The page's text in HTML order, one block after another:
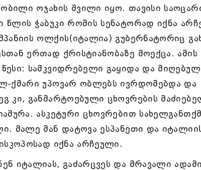
ოჯახის შვილი იყო. თავისი
ჭაბუკი რომის სენატორად იქნა
ოლქის(იტალია) გუბერნატორიც
ერთად ქრისტიანობაზე მოექცა. ამის
სამკვიდრებელი გაყიდა და
ქმარი უპოვარ ობლებს ივრდომებდა და
კი, განმარტოებული ცხოვრების
ასკეტური ცხოვრებით
მალე მან დატოვა ესპანეთი და
იქნა არჩეული.
იტალიას, გაძარცვეს და მრავალი